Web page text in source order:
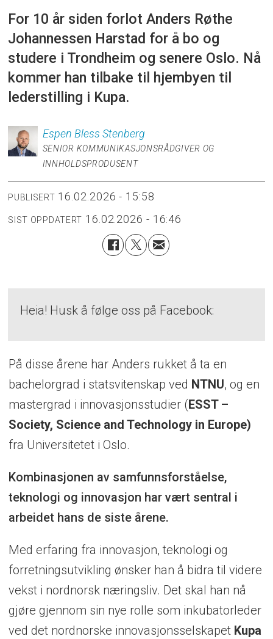
For 10 år siden forlot Anders Røthe
Johannessen Harstad for å bo og
studere i Trondheim og senere Oslo. Nå
kommer han tilbake til hjembyen til
lederstilling i Kupa.
Espen Bless Stenberg
SENIOR KOMMUNIKASJONSRÅDGIVER OG
INNHOLDSPRODUSENT
PUBLISERT 16.02.2026 - 15:58
SIST OPPDATERT 16.02.2026 - 16:46
Heia! Husk å følge oss på Facebook:
På disse årene har Anders rukket å ta en
bachelorgrad i statsvitenskap ved NTNU, og en
mastergrad i innovasjonsstudier (ESST –
Society, Science and Technology in Europe)
fra Universitetet i Oslo.
Kombinasjonen av samfunnsforståelse,
teknologi og innovasjon har vært sentral i
arbeidet hans de siste årene.
Med erfaring fra innovasjon, teknologi og
forretningsutvikling ønsker han å bidra til videre
vekst i nordnorsk næringsliv. Det skal han nå
gjøre gjennom sin nye rolle som inkubatorleder
ved det nordnorske innovasjonsselskapet Kupa